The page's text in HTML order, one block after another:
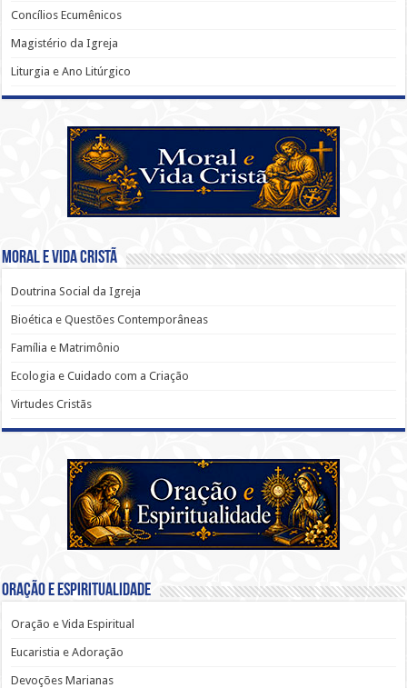
Concílios Ecumênicos
Magistério da Igreja
Liturgia e Ano Litúrgico
Moral e Vida Cristã
Doutrina Social da Igreja
Bioética e Questões Contemporâneas
Família e Matrimônio
Ecologia e Cuidado com a Criação
Virtudes Cristãs
Oração e Espiritualidade
Oração e Vida Espiritual
Eucaristia e Adoração
Devoções Marianas